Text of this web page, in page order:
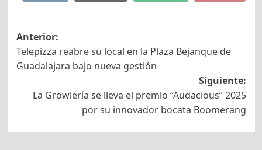
Navegación
de
entradas
Anterior:
Telepizza reabre su local en la Plaza Bejanque de
Guadalajara bajo nueva gestión
Siguiente:
La Growlería se lleva el premio “Audacious” 2025
por su innovador bocata Boomerang